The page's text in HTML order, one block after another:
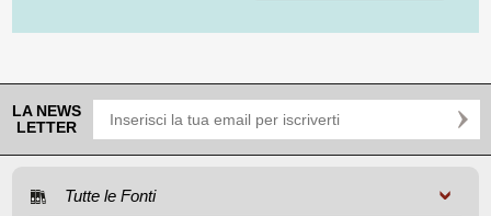
LA NEWS
LETTER
Tutte le Fonti